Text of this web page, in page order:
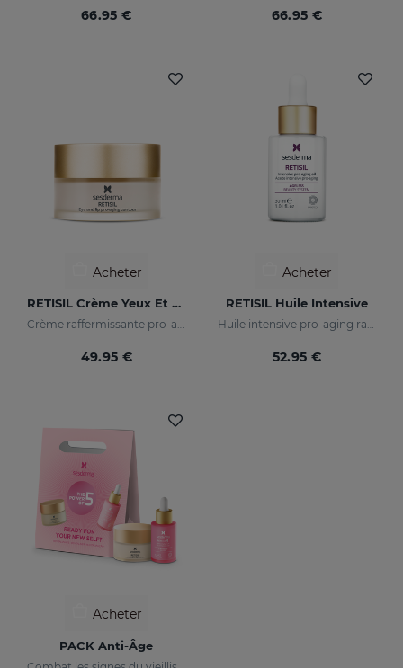
66.95 € 66.95 €
Acheter
RETISIL Crème Yeux Et Lèvres
Crème raffermissante pro-aging pour le contour des yeux et des lèvres
49.95 €
Acheter
RETISIL Huile Intensive
Huile intensive pro-aging raffermissante et réduisant les rides
52.95 €
Acheter
PACK Anti-Âge